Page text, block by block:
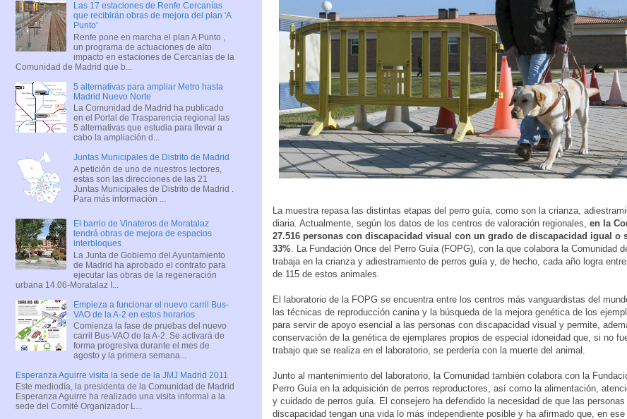
La muestra repasa las distintas etapas del perro guía, como son la crianza,
diaria. Actualmente, según los datos de los centros de valoración regionales, en la
27.516 personas con discapacidad visual con un grado de discapacidad igual o
33% . La Fundación Once del Perro Guía (FOPG), con la que colabora la Comunidad
trabaja en la crianza y adiestramiento de perros guía y, de hecho, cada año logra
de 115 de estos animales.
El laboratorio de la FOPG se encuentra entre los centros más vanguardistas del
las técnicas de reproducción canina y la búsqueda de la mejora genética de los
para servir de apoyo esencial a las personas con discapacidad visual y permite,
conservación de la genética de ejemplares propios de especial idoneidad que, si no
trabajo que se realiza en el laboratorio, se perdería con la muerte del animal.
Junto al mantenimiento del laboratorio, la Comunidad también colabora con la
Perro Guía en la adquisición de perros reproductores, así como la alimentación,
y cuidado de perros guía. El consejero ha defendido la necesidad de que las personas
discapacidad tengan una vida lo más independiente posible y ha afirmado que, en ese
Las 17 estaciones de Renfe Cercanías
que recibirán obras de mejora del plan 'A
Punto'
Renfe pone en marcha el plan A Punto ,
un programa de actuaciones de alto
impacto en estaciones de Cercanías de la
Comunidad de Madrid que b...
5 alternativas para ampliar Metro hasta
Madrid Nuevo Norte
La Comunidad de Madrid ha publicado
en el Portal de Trasparencia regional las
5 alternativas que estudia para llevar a
cabo la ampliación d...
Juntas Municipales de Distrito de Madrid
A petición de uno de nuestros lectores,
estas son las direcciones de las 21
Juntas Municipales de Distrito de Madrid .
Para más información ...
El barrio de Vinateros de Moratalaz
tendrá obras de mejora de espacios
interbloques
La Junta de Gobierno del Ayuntamiento
de Madrid ha aprobado el contrato para
ejecutar las obras de la regeneración
urbana 14.06-Moratalaz I...
Empieza a funcionar el nuevo carril Bus-
VAO de la A-2 en estos horarios
Comienza la fase de pruebas del nuevo
carril Bus-VAO de la A-2. Se activará de
forma progresiva durante el mes de
agosto y la primera semana...
Esperanza Aguirre visita la sede de la JMJ Madrid 2011
Este mediodía, la presidenta de la Comunidad de Madrid
Esperanza Aguirre ha realizado una visita informal a la
sede del Comité Organizador L...